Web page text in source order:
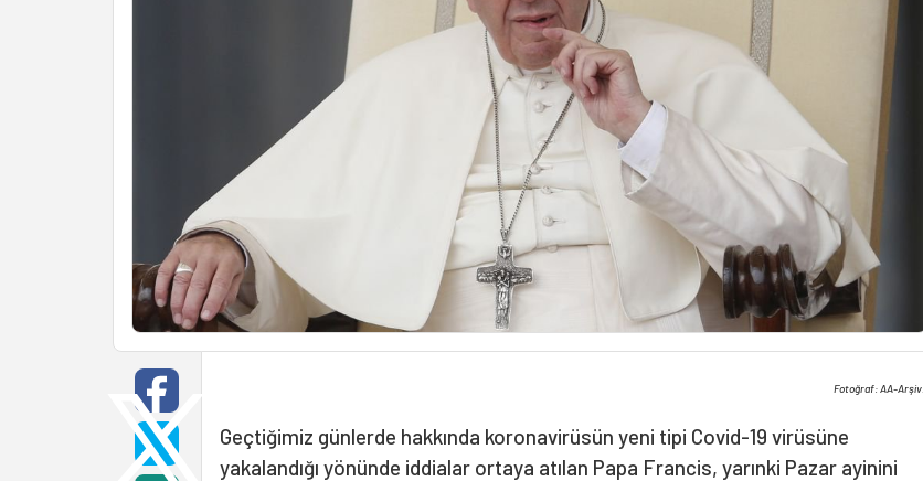
Fotoğraf: AA-Arşiv.
Geçtiğimiz günlerde hakkında koronavirüsün yeni tipi Covid-19 virüsüne
yakalandığı yönünde iddialar ortaya atılan Papa Francis, yarınki Pazar ayinini